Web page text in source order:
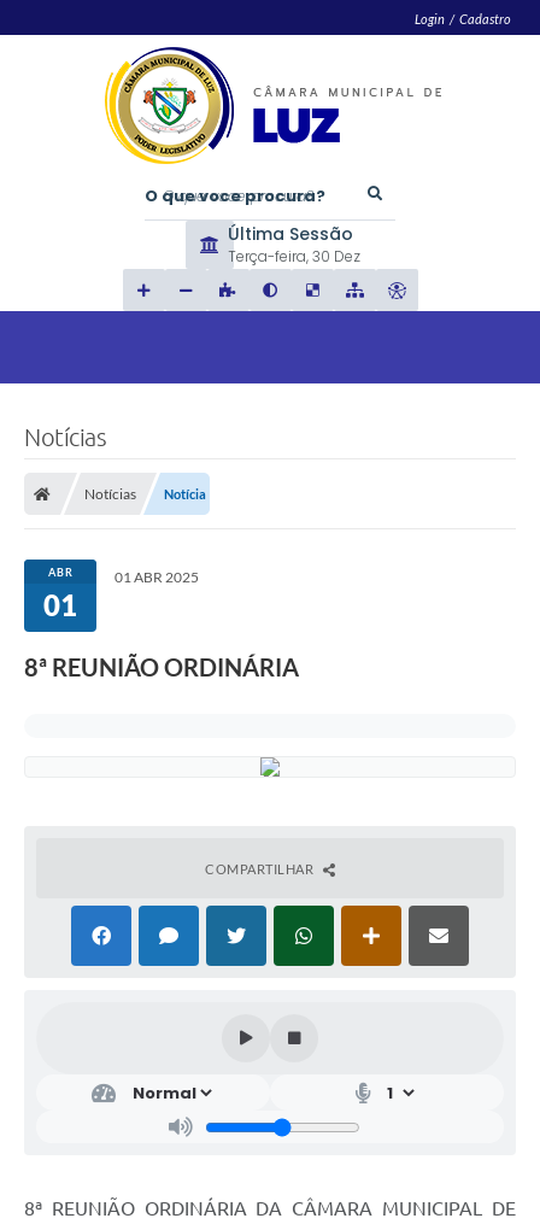
Login / Cadastro
O que voce procura?
Última Sessão
Terça-feira 30 Dez
Notícias
Notícias Notícia
ABR
01
01 ABR 2025
8ª REUNIÃO ORDINÁRIA
COMPARTILHAR
8ª REUNIÃO ORDINÁRIA DA CÂMARA MUNICIPAL DE